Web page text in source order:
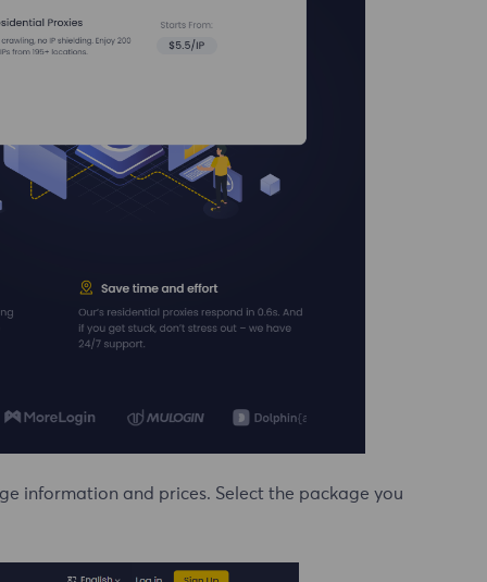
information and prices. Select the package you